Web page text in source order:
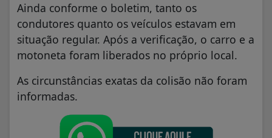
Ainda conforme o boletim, tanto os
condutores quanto os veículos estavam em
situação regular. Após a verificação, o carro e a
motoneta foram liberados no próprio local.
As circunstâncias exatas da colisão não foram
informadas.